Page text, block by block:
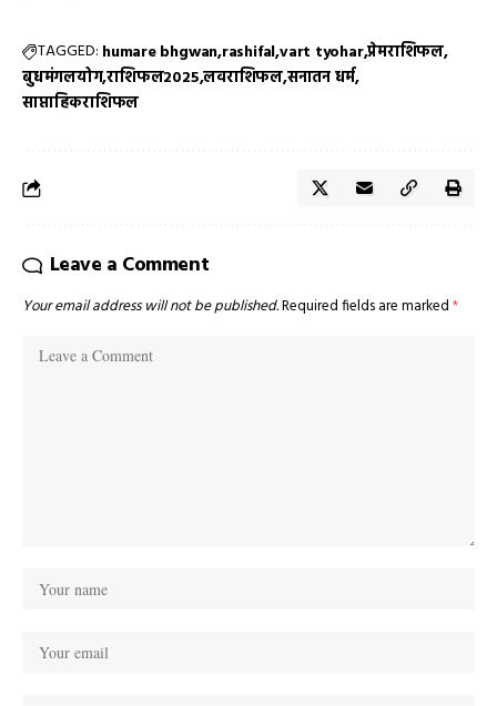
TAGGED: humare bhgwanrashifalvart tyoharप्रेमराशिफल
बुधमंगलयोगराशिफल2025लवराशिफलसनातन धर्म
साप्ताहिकराशिफल
Leave a Comment
Your email address will not be published.Required fields are marked*